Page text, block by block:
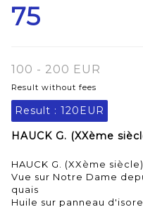
75
100 - 200 EUR
Result without fees
Result : 120EUR
HAUCK G. (XXème
HAUCK G. (XXème siècle)
Vue sur Notre Dame
quais
Huile sur panneau